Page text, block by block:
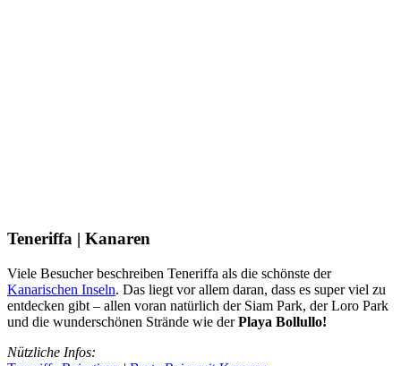
Teneriffa | Kanaren
Viele Besucher beschreiben Teneriffa als die schönste der
Kanarischen Inseln. Das liegt vor allem daran, dass es super viel zu
entdecken gibt – allen voran natürlich der Siam Park, der Loro Park
und die wunderschönen Strände wie derPlaya Bollullo!
Nützliche Infos: